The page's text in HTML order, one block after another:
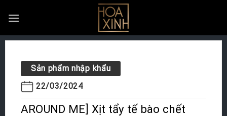
Sản phẩm nhập khẩu
22/03/2024
AROUND ME] Xịt tẩy tế bào chết